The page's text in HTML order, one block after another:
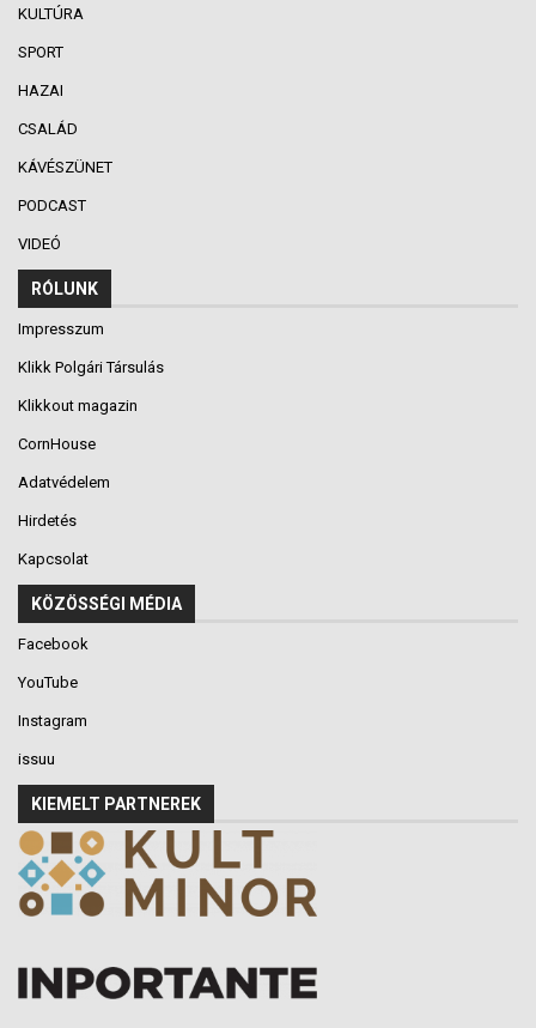
KULTÚRA
SPORT
HAZAI
CSALÁD
KÁVÉSZÜNET
PODCAST
VIDEÓ
RÓLUNK
Impresszum
Klikk Polgári Társulás
Klikkout magazin
CornHouse
Adatvédelem
Hirdetés
Kapcsolat
KÖZÖSSÉGI MÉDIA
Facebook
YouTube
Instagram
issuu
KIEMELT PARTNEREK